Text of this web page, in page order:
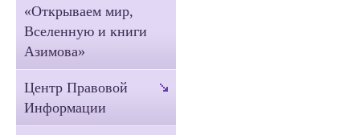
«Открываем мир,
Вселенную и книги
Азимова»
Центр Правовой
Информации